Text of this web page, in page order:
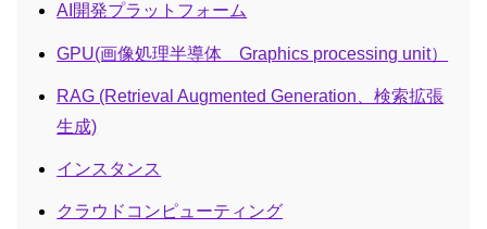
AI開発プラットフォーム
GPU(画像処理半導体 Graphics processing unit）
RAG (Retrieval Augmented Generation、検索拡張
生成)
インスタンス
クラウドコンピューティング